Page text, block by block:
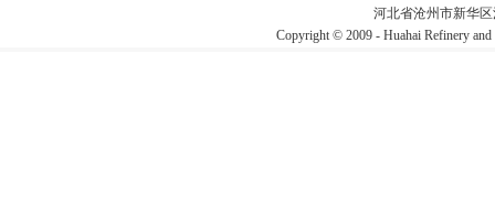
河北省沧州市新华
Copyright © 2009 - Huahai Refinery